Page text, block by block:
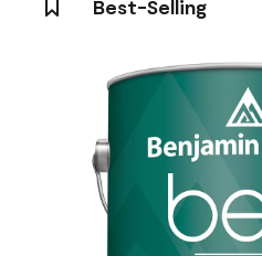
Best-Selling